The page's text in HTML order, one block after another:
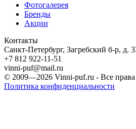
Фотогалерея
Бренды
Акции
Контакты
Санкт-Петербург, Загребский б-р, д.
+7 812 922-11-51
vinni-puf@mail.ru
© 2009—2026 Vinni-puf.ru - Все
Политика конфиденциальности